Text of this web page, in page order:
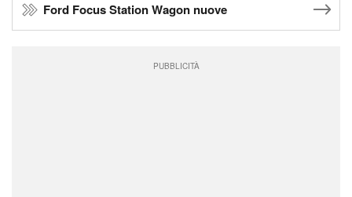
Ford Focus Station Wagon nuove
PUBBLICITÀ